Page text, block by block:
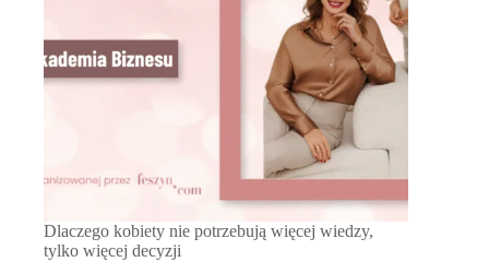
Dlaczego kobiety nie potrzebują więcej wiedzy,
tylko więcej decyzji